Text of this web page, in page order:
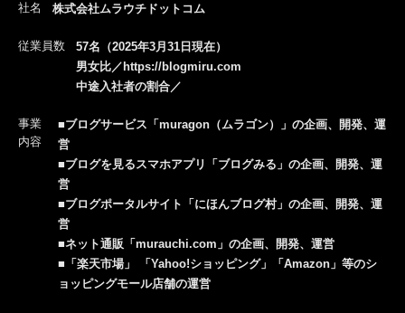
社名 株式会社ムラウチドットコム
従業員数
57名（2025年3月31日現在）
男女比／https://blogmiru.com
中途入社者の割合／
事業
内容
■ブログサービス「muragon（ムラゴン）」の企画、開発、運
営
■ブログを見るスマホアプリ「ブログみる」の企画、開発、運
営
■ブログポータルサイト「にほんブログ村」の企画、開発、運
営
■ネット通販「murauchi.com」の企画、開発、運営
■「楽天市場」 「Yahoo!ショッピング」「Amazon」等のシ
ョッピングモール店舗の運営